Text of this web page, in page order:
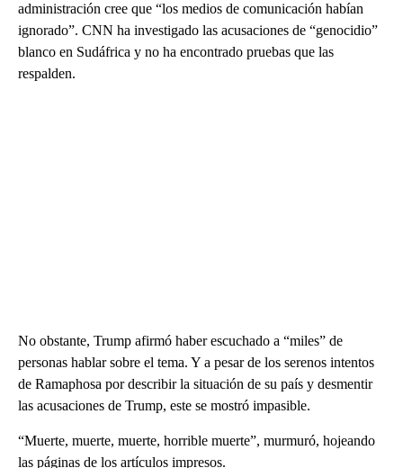
administración cree que “los medios de comunicación habían
ignorado”. CNN ha investigado las acusaciones de “genocidio”
blanco en Sudáfrica y no ha encontrado pruebas que las
respalden.
No obstante, Trump afirmó haber escuchado a “miles” de
personas hablar sobre el tema. Y a pesar de los serenos intentos
de Ramaphosa por describir la situación de su país y desmentir
las acusaciones de Trump, este se mostró impasible.
“Muerte, muerte, muerte, horrible muerte”, murmuró, hojeando
las páginas de los artículos impresos.